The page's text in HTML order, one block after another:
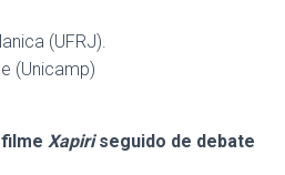
(UFRJ).
(Unicamp)
Xapiriseguido de debate